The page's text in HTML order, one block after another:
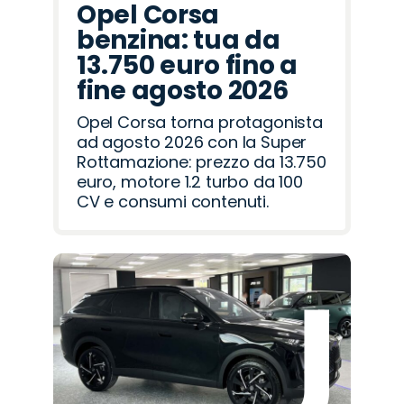
Opel Corsa
benzina: tua da
13.750 euro fino a
fine agosto 2026
Opel Corsa torna protagonista
ad agosto 2026 con la Super
Rottamazione: prezzo da 13.750
euro, motore 1.2 turbo da 100
CV e consumi contenuti.